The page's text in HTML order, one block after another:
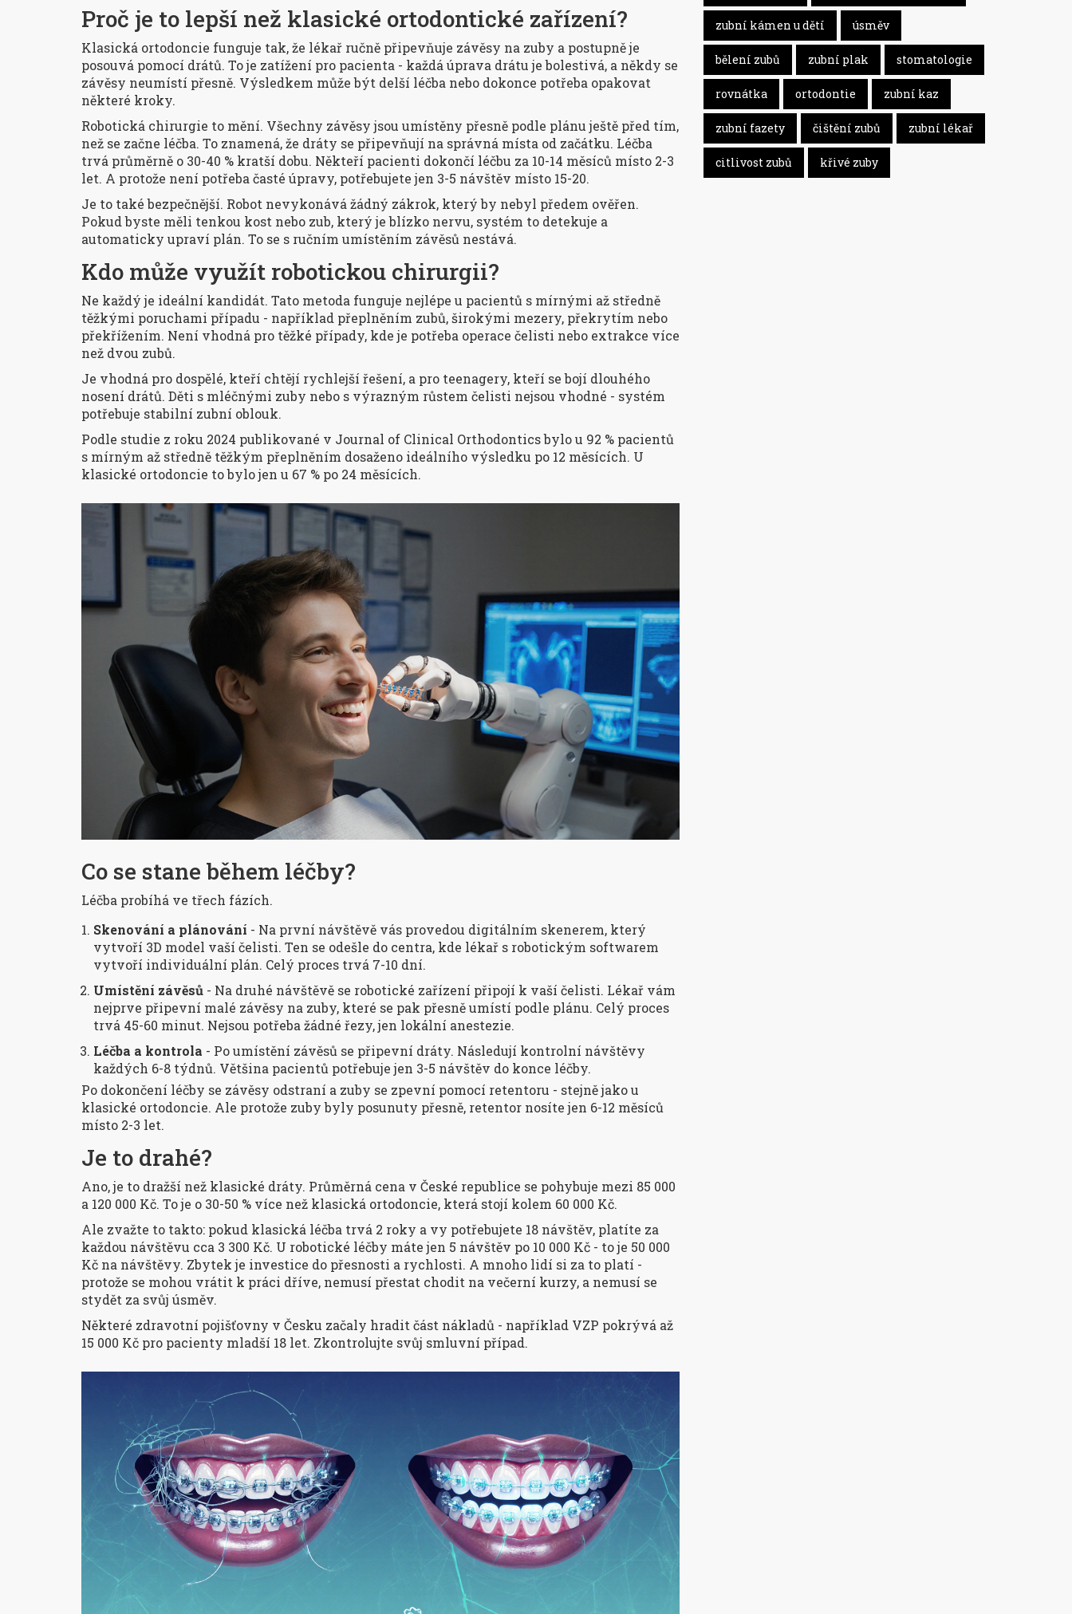
Proč je to lepší než klasické ortodontické zařízení?
Klasická ortodoncie funguje tak, že lékař ručně připevňuje závěsy na zuby a postupně je
posouvá pomocí drátů. To je zatížení pro pacienta - každá úprava drátu je bolestivá, a někdy se
závěsy neumístí přesně. Výsledkem může být delší léčba nebo dokonce potřeba opakovat
některé kroky.
Robotická chirurgie to mění. Všechny závěsy jsou umístěny přesně podle plánu ještě před tím,
než se začne léčba. To znamená, že dráty se připevňují na správná místa od začátku. Léčba
trvá průměrně o 30-40 % kratší dobu. Někteří pacienti dokončí léčbu za 10-14 měsíců místo 2-3
let. A protože není potřeba časté úpravy, potřebujete jen 3-5 návštěv místo 15-20.
Je to také bezpečnější. Robot nevykonává žádný zákrok, který by nebyl předem ověřen.
Pokud byste měli tenkou kost nebo zub, který je blízko nervu, systém to detekuje a
automaticky upraví plán. To se s ručním umístěním závěsů nestává.
Kdo může využít robotickou chirurgii?
Ne každý je ideální kandidát. Tato metoda funguje nejlépe u pacientů s mírnými až středně
těžkými poruchami případu - například přeplněním zubů, širokými mezery, překrytím nebo
překřížením. Není vhodná pro těžké případy, kde je potřeba operace čelisti nebo extrakce více
než dvou zubů.
Je vhodná pro dospělé, kteří chtějí rychlejší řešení, a pro teenagery, kteří se bojí dlouhého
nosení drátů. Děti s mléčnými zuby nebo s výrazným růstem čelisti nejsou vhodné - systém
potřebuje stabilní zubní oblouk.
Podle studie z roku 2024 publikované v Journal of Clinical Orthodonticsbylo u 92 % pacientů
s mírným až středně těžkým přeplněním dosaženo ideálního výsledku po 12 měsících. U
klasické ortodoncie to bylo jen u 67 % po 24 měsících.
Co se stane během léčby?
Léčba probíhá ve třech fázích.
Skenování a plánování - Na první návštěvě vás provedou digitálním skenerem, který
vytvoří 3D model vaší čelisti. Ten se odešle do centra, kde lékař s robotickým softwarem
vytvoří individuální plán. Celý proces trvá 7-10 dní.
Umístění závěsů - Na druhé návštěvě se robotické zařízení připojí k vaší čelisti. Lékař vám
nejprve připevní malé závěsy na zuby, které se pak přesně umístí podle plánu. Celý proces
trvá 45-60 minut. Nejsou potřeba žádné řezy, jen lokální anestezie.
Léčba a kontrola - Po umístění závěsů se připevní dráty. Následují kontrolní návštěvy
každých 6-8 týdnů. Většina pacientů potřebuje jen 3-5 návštěv do konce léčby.
Po dokončení léčby se závěsy odstraní a zuby se zpevní pomocí retentoru - stejně jako u
klasické ortodoncie. Ale protože zuby byly posunuty přesně, retentor nosíte jen 6-12 měsíců
místo 2-3 let.
Je to drahé?
Ano, je to dražší než klasické dráty. Průměrná cena v České republice se pohybuje mezi 85 000
a 120 000 Kč. To je o 30-50 % více než klasická ortodoncie, která stojí kolem 60 000 Kč.
Ale zvažte to takto: pokud klasická léčba trvá 2 roky a vy potřebujete 18 návštěv, platíte za
každou návštěvu cca 3 300 Kč. U robotické léčby máte jen 5 návštěv po 10 000 Kč - to je 50 000
Kč na návštěvy. Zbytek je investice do přesnosti a rychlosti. A mnoho lidí si za to platí -
protože se mohou vrátit k práci dříve, nemusí přestat chodit na večerní kurzy, a nemusí se
stydět za svůj úsměv.
Některé zdravotní pojišťovny v Česku začaly hradit část nákladů - například VZP pokrývá až
15 000 Kč pro pacienty mladší 18 let. Zkontrolujte svůj smluvní případ.
zubní kámen u dětí úsměv
bělení zubů zubní plak stomatologie
rovnátka ortodontie zubní kaz
zubní fazety čištění zubů zubní lékař
citlivost zubů křivé zuby